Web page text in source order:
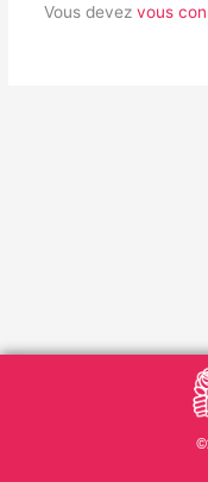
Vous devez vous